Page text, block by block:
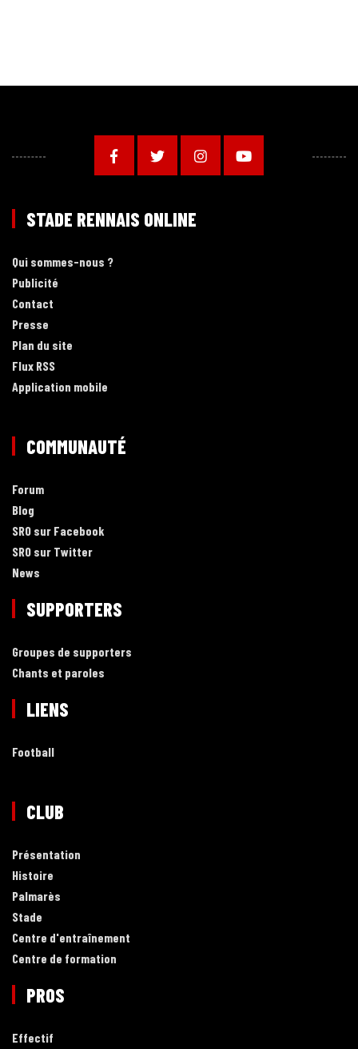
STADE RENNAIS ONLINE
Qui sommes-nous ?
Publicité
Contact
Presse
Plan du site
Flux RSS
Application mobile
COMMUNAUTÉ
Forum
Blog
SRO sur Facebook
SRO sur Twitter
News
SUPPORTERS
Groupes de supporters
Chants et paroles
LIENS
Football
CLUB
Présentation
Histoire
Palmarès
Stade
Centre d'entraînement
Centre de formation
PROS
Effectif